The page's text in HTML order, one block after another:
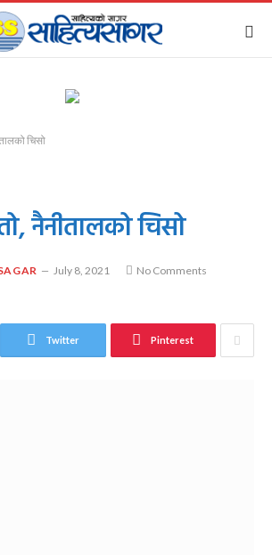
चिसो
नैनीतालको चिसो
July 8, 2021
No Comments
Twitter Pinterest